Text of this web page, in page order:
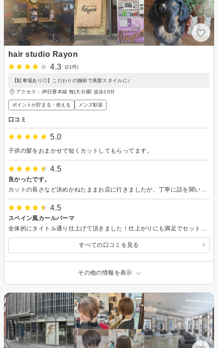
hair studio Rayon
4.3
(21件)
【駐車場あり◎】こだわりの施術で美髪スタイルに♪
アクセス：JR日豊本線 牧(大分)駅 徒歩10分
ポイントが貯まる・使える メンズ歓迎
口コミ
5.0
子供の髪をおまかせで短くカットしてもらってます。
4.5
良かったです。
4.5
スペイン風カールパーマ
すべての口コミを見る
その他の情報を表示